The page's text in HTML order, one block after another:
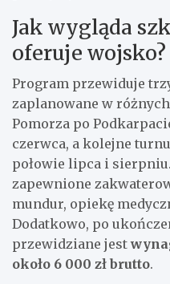
Jak wygląda
oferuje wojsko?
Program przewiduje
zaplanowane w
Pomorza po
czerwca, a kolejne
połowie lipca i
zapewnione
mundur, opiekę
Dodatkowo, po
przewidziane jest
około 6 000 zł brutto.